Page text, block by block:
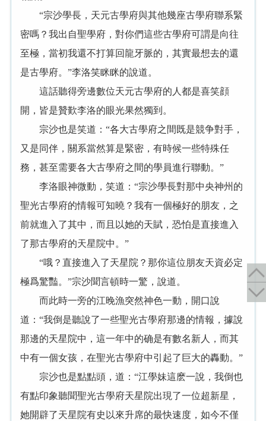
“宗沙學長，天元古學府與其他幾座古學府聯系緊
密嗎？我出自聖學府，對你們這些古學府可謂是向往
至極，當初我還不打算回龍牙脈的，其實最想去的還
是古學府。”李洛笑眯眯的說道。
這話聽得旁邊數位天元古學府的人都是喜笑顔
開，皆是贊歎李洛的眼光果然獨到。
宗沙也是笑道：“各大古學府之間既是競争對手，
又是同伴，關系當然算是緊密，有時候一些特殊任
務，甚至需要各大古學府之間的學員進行聯動。”
李洛眼神微動，笑道：“宗沙學長對那中央神州的
聖光古學府的情報可知曉？我有一個極好的朋友，之
前就進入了其中，而且以她的天賦，恐怕是直接進入
了那古學府的天星院中。”
“哦？直接進入了天星院？那你這位朋友天資必定
極爲驚豔。”宗沙聞言頓時一驚，說道。
而此時一旁的江晚漁突然神色一動，開口說
道：“我倒是聽說了一些聖光古學府那邊的情報，據說
那邊的天星院中，這一年中的确是有數名新人，而其
中有一個女孩，在聖光古學府中引起了巨大的轟動。”
宗沙也是點點頭，道：“江學妹這麽一說，我倒也
有點印象聽聞聖光古學府天星院出現了一位超新星，
她開辟了天星院有史以來升席的最快速度，如今不僅